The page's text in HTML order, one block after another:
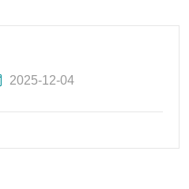
2025-12-04